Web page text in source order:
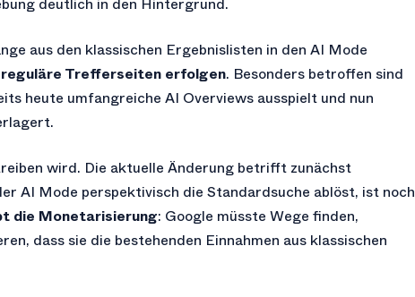
aus den klassischen Ergebnislisten in den AI Mode
Trefferseiten erfolgen. Besonders betroffen sind
heute umfangreiche AI Overviews ausspielt und nun
wird. Die aktuelle Änderung betrifft zunächst
AI Mode perspektivisch die Standardsuche ablöst, ist noch
die Monetarisierung: Google müsste Wege finden,
dass sie die bestehenden Einnahmen aus klassischen